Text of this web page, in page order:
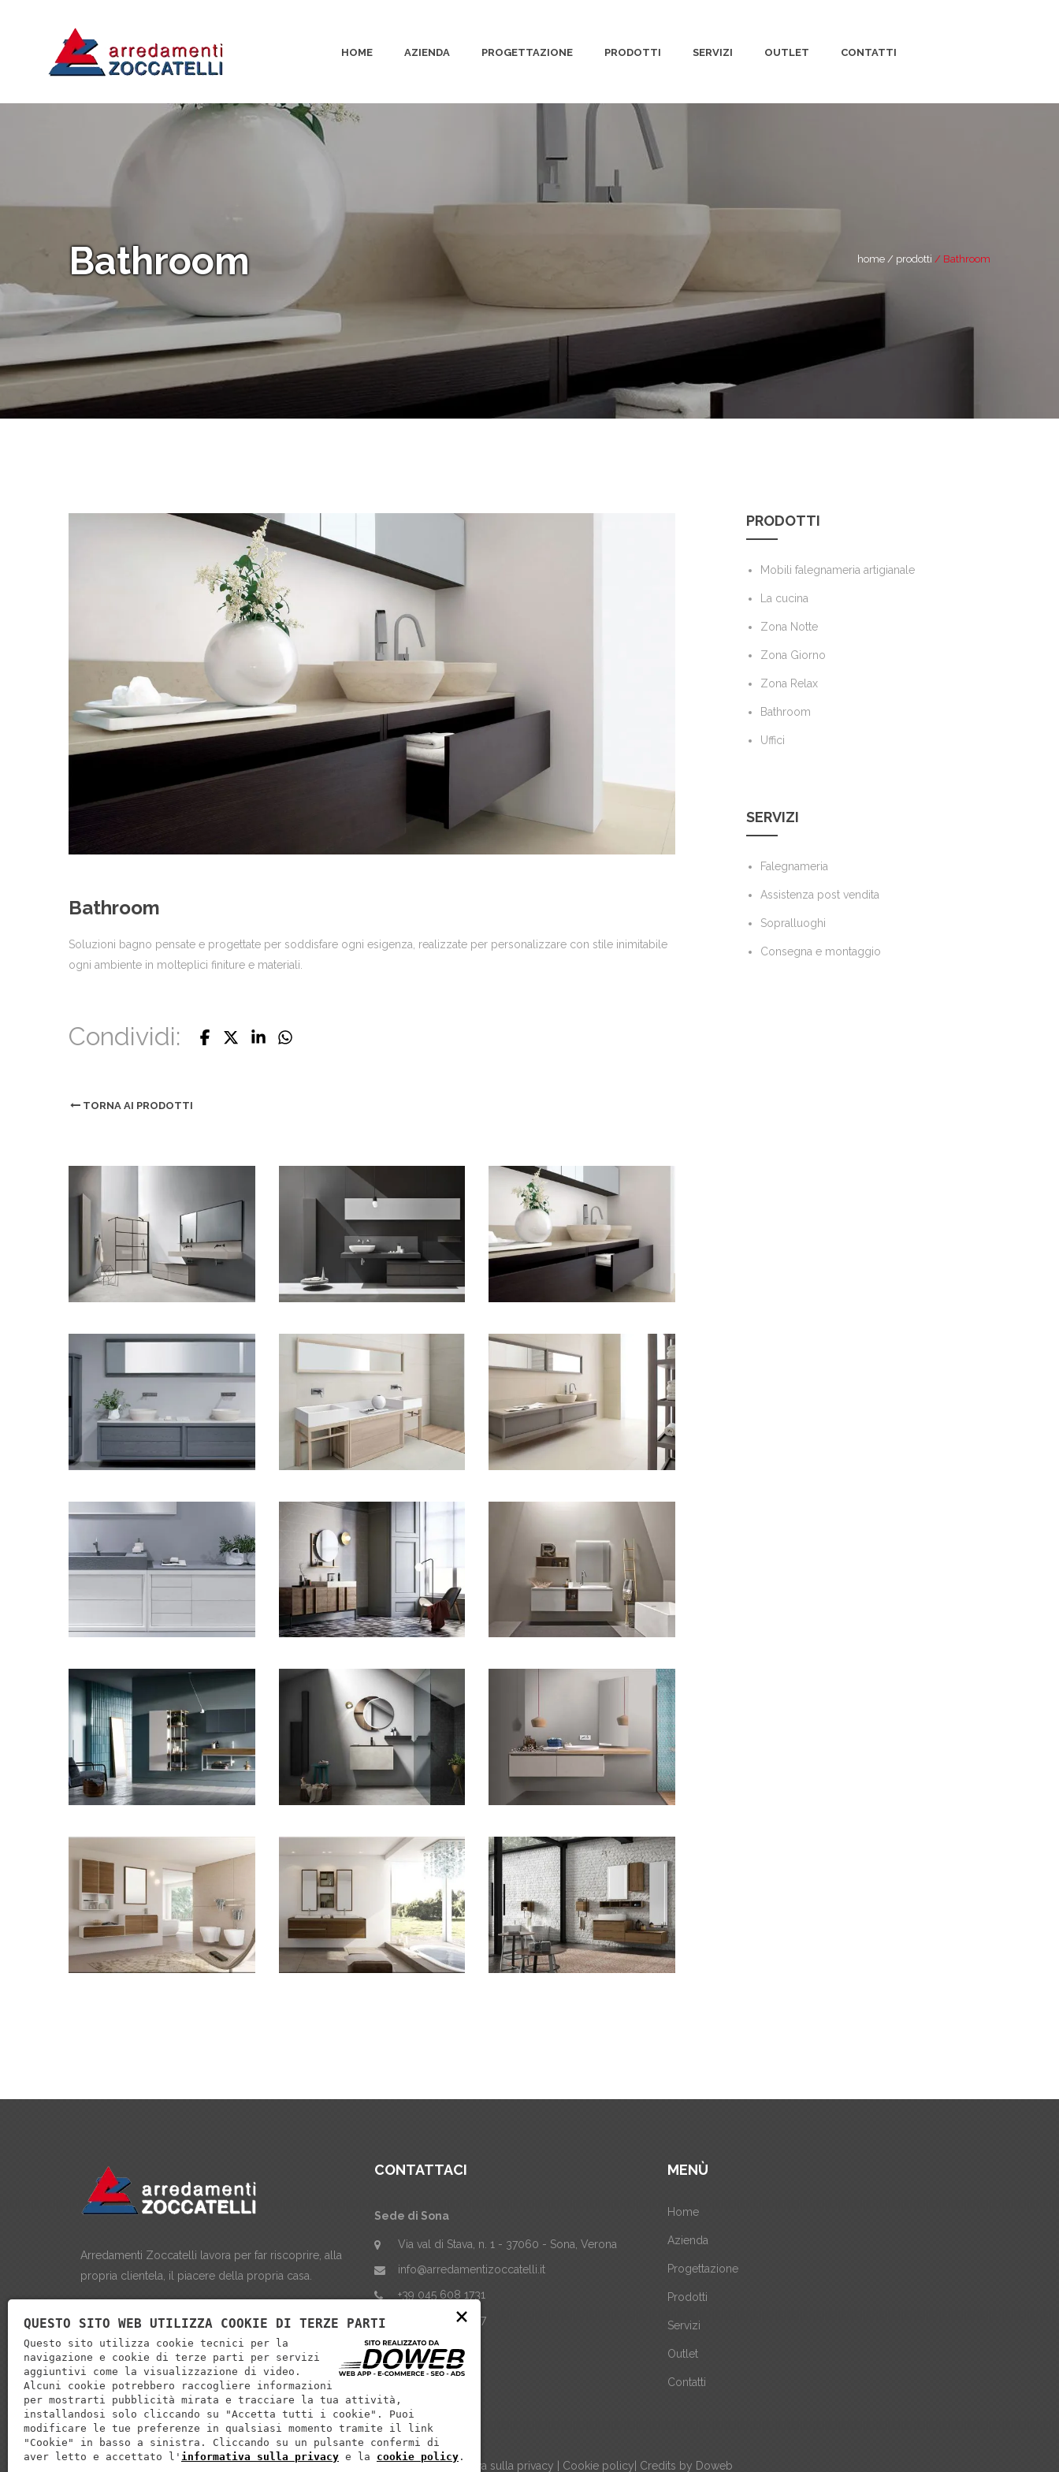
HOME AZIENDA PROGETTAZIONE PRODOTTI SERVIZI OUTLET CONTATTI
Bathroom home prodotti Bathroom
Bathroom
Soluzioni bagno pensate e progettate per soddisfare ogni esigenza, realizzate per personalizzare con stile inimitabile
ogni ambiente in molteplici finiture e materiali.
Condividi:
TORNA AI PRODOTTI
PRODOTTI
Mobili falegnameria artigianale
La cucina
Zona Notte
Zona Giorno
Zona Relax
Bathroom
Uffici
SERVIZI
Falegnameria
Assistenza post vendita
Sopralluoghi
Consegna e montaggio
Arredamenti Zoccatelli lavora per far riscoprire, alla
propria clientela, il piacere della propria casa.
CONTATTACI
Sede di Sona
Via val di Stava, n. 1 - 37060 - Sona, Verona
info@arredamentizoccatelli.it
+39 045 608 1731
+39 347 695 4837
MENÙ
Home
Azienda
Progettazione
Prodotti
Servizi
Outlet
Contatti
P.IVA: 03127370231 |Informativa sulla privacy | Cookie policy| Credits by Doweb
×
QUESTO SITO WEB UTILIZZA COOKIE DI TERZE PARTI
Questo sito utilizza cookie tecnici per la
navigazione e cookie di terze parti per servizi
aggiuntivi come la visualizzazione di video.
Alcuni cookie potrebbero raccogliere informazioni
per mostrarti pubblicità mirata e tracciare la tua attività,
installandosi solo cliccando su "Accetta tutti i cookie". Puoi
modificare le tue preferenze in qualsiasi momento tramite il link
"Cookie" in basso a sinistra. Cliccando su un pulsante confermi di
aver letto e accettato l' informativa sulla privacy e la cookie policy .